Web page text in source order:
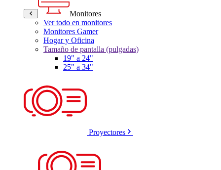
Monitores
Ver todo en monitores
Monitores Gamer
Hogar y Oficina
Tamaño de pantalla (pulgadas)
19" a 24"
25" a 34"
Proyectores